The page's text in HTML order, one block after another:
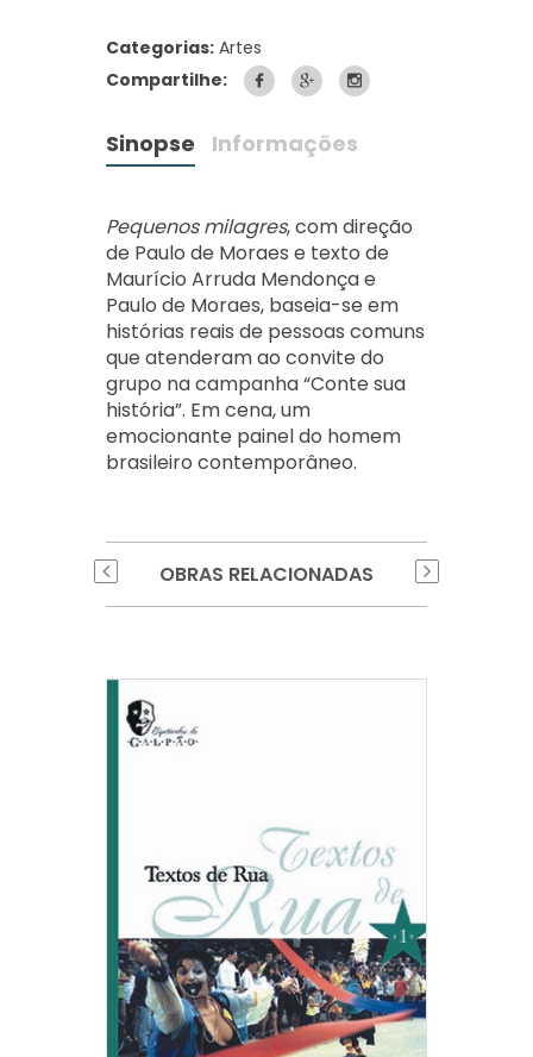
Categorias: Artes
Compartilhe:
Sinopse Informações
Pequenos milagres, com direção
de Paulo de Moraes e texto de
Maurício Arruda Mendonça e
Paulo de Moraes, baseia-se em
histórias reais de pessoas comuns
que atenderam ao convite do
grupo na campanha “Conte sua
história”. Em cena, um
emocionante painel do homem
brasileiro contemporâneo.
OBRAS RELACIONADAS